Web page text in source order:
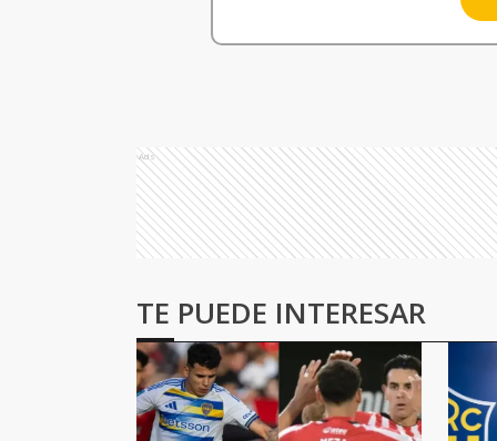
Ads
TE PUEDE INTERESAR